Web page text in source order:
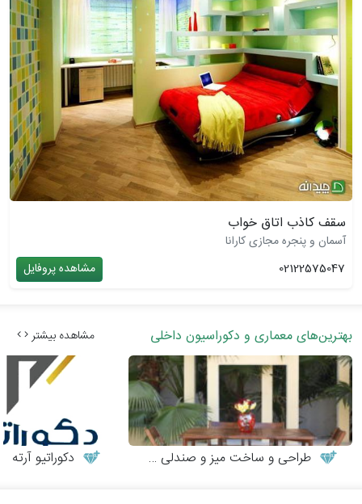
سقف کاذب اتاق خواب
آسمان و پنجره مجازی کارانا
02122575047
مشاهده پروفایل
بهترین‌های معماری و دکوراسیون داخلی مشاهده بیشتر
طراحی و ساخت میز و صندلی چوبی دکوراتیو آرته